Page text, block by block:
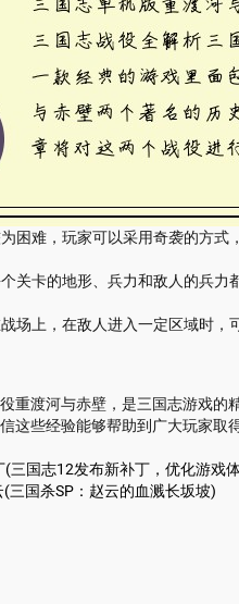
困难，玩家可以采用奇袭的方
关卡的地形、兵力和敌人的兵
场上，在敌人进入一定区域时
重渡河与赤壁，是三国志游戏
这些经验能够帮助到广大玩家
(三国志12发布新补丁，优化游戏
三国杀SP：赵云的血溅长坂坡)